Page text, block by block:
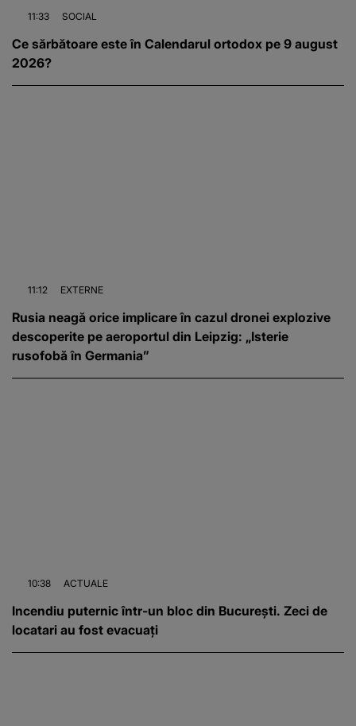
11:33 SOCIAL
Ce sărbătoare este în Calendarul ortodox pe 9 august
2026?
11:12 EXTERNE
Rusia neagă orice implicare în cazul dronei explozive
descoperite pe aeroportul din Leipzig: „Isterie
rusofobă în Germania”
10:38 ACTUALE
Incendiu puternic într-un bloc din București. Zeci de
locatari au fost evacuați